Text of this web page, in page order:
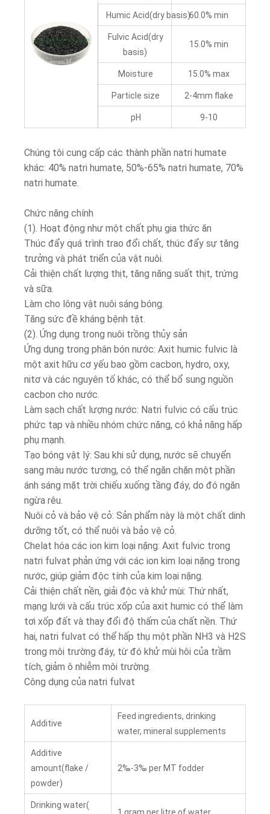
Humic Acid(dry basis)60.0% min
Fulvic Acid(dry
basis)
15.0% min
Moisture 15.0% max
Particle size 2-4mm flake
pH 9-10
Chúng tôi cung cấp các thành phần natri humate
khác: 40% natri humate, 50%-65% natri humate, 70%
natri humate.
Chức năng chính
(1). Hoạt động như một chất phụ gia thức ăn
Thúc đẩy quá trình trao đổi chất, thúc đẩy sự tăng
trưởng và phát triển của vật nuôi.
Cải thiện chất lượng thịt, tăng năng suất thịt, trứng
và sữa.
Làm cho lông vật nuôi sáng bóng.
Tăng sức đề kháng bệnh tật.
(2). Ứng dụng trong nuôi trồng thủy sản
Ứng dụng trong phân bón nước: Axit humic fulvic là
một axit hữu cơ yếu bao gồm cacbon, hydro, oxy,
nitơ và các nguyên tố khác, có thể bổ sung nguồn
cacbon cho nước.
Làm sạch chất lượng nước: Natri fulvic có cấu trúc
phức tạp và nhiều nhóm chức năng, có khả năng hấp
phụ mạnh.
Tạo bóng vật lý: Sau khi sử dụng, nước sẽ chuyển
sang màu nước tương, có thể ngăn chặn một phần
ánh sáng mặt trời chiếu xuống tầng đáy, do đó ngăn
ngừa rêu.
Nuôi cỏ và bảo vệ cỏ: Sản phẩm này là một chất dinh
dưỡng tốt, có thể nuôi và bảo vệ cỏ.
Chelat hóa các ion kim loại nặng: Axit fulvic trong
natri fulvat phản ứng với các ion kim loại nặng trong
nước, giúp giảm độc tính của kim loại nặng.
Cải thiện chất nền, giải độc và khử mùi: Thứ nhất,
mạng lưới và cấu trúc xốp của axit humic có thể làm
tơi xốp đất và thay đổi độ thấm của chất nền. Thứ
hai, natri fulvat có thể hấp thụ một phần NH3 và H2S
trong môi trường đáy, từ đó khử mùi hôi của trầm
tích, giảm ô nhiễm môi trường.
Công dụng của natri fulvat
Additive
Feed ingredients, drinking
water, mineral supplements
Additive
amount(flake /
powder)
2‰-3‰ per MT fodder
Drinking water(